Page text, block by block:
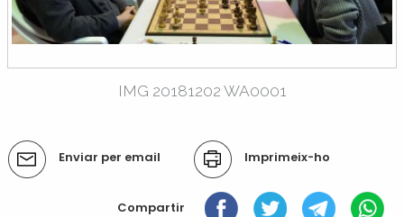
IMG 20181202 WA0001
Accions
del
Enviar per email Imprimeix-ho
Compartir